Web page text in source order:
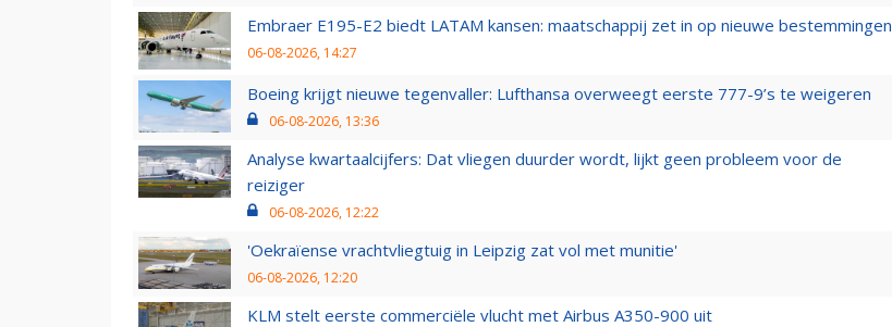
Embraer E195-E2 biedt LATAM kansen: maatschappij zet in op nieuwe bestemmingen
06-08-2026, 14:27
Boeing krijgt nieuwe tegenvaller: Lufthansa overweegt eerste 777-9’s te weigeren
06-08-2026, 13:36
Analyse kwartaalcijfers: Dat vliegen duurder wordt, lijkt geen probleem voor de
reiziger
06-08-2026, 12:22
'Oekraïense vrachtvliegtuig in Leipzig zat vol met munitie'
06-08-2026, 12:20
KLM stelt eerste commerciële vlucht met Airbus A350-900 uit